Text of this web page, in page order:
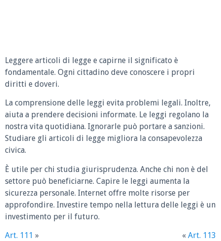
Leggere articoli di legge e capirne il significato è
fondamentale. Ogni cittadino deve conoscere i propri
diritti e doveri.
La comprensione delle leggi evita problemi legali. Inoltre,
aiuta a prendere decisioni informate. Le leggi regolano la
nostra vita quotidiana. Ignorarle può portare a sanzioni.
Studiare gli articoli di legge migliora la consapevolezza
civica.
È utile per chi studia giurisprudenza. Anche chi non è del
settore può beneficiarne. Capire le leggi aumenta la
sicurezza personale. Internet offre molte risorse per
approfondire. Investire tempo nella lettura delle leggi è un
investimento per il futuro.
Art. 111 » « Art. 113